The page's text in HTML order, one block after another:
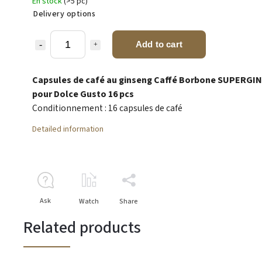
Delivery options
Add to cart
Capsules de café au ginseng Caffé Borbone
pour Dolce Gusto 16 pcs
Conditionnement : 16 capsules de café
Detailed information
Ask Watch Share
Related products